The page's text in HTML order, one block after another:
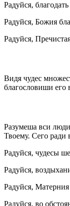
Радуйся,
Радуйся, Божия
Радуйся,
Видя чудес
благословиши его
Разумеша вси
Твоему. Сего ради
Радуйся, чудесы
Радуйся,
Радуйся,
Радуйся, во